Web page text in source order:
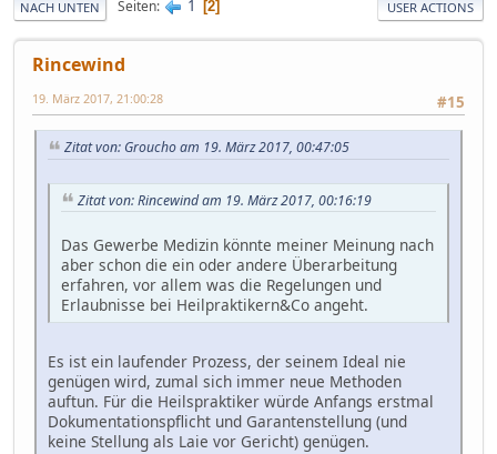
NACH UNTEN Seiten 1 2 USER ACTIONS
Rincewind
#15
19. März 2017, 21:00:28
Zitat von: Groucho am 19. März 2017, 00:47:05
Zitat von: Rincewind am 19. März 2017, 00:16:19
Das Gewerbe Medizin könnte meiner Meinung nach
aber schon die ein oder andere Überarbeitung
erfahren, vor allem was die Regelungen und
Erlaubnisse bei Heilpraktikern&Co angeht.
Es ist ein laufender Prozess, der seinem Ideal nie
genügen wird, zumal sich immer neue Methoden
auftun. Für die Heilspraktiker würde Anfangs erstmal
Dokumentationspflicht und Garantenstellung (und
keine Stellung als Laie vor Gericht) genügen.